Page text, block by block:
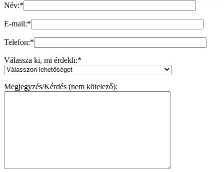
Név:*
E-mail:*
Telefon:*
Válassza ki, mi érdekli:*
Megjegyzés/Kérdés (nem kötelező):